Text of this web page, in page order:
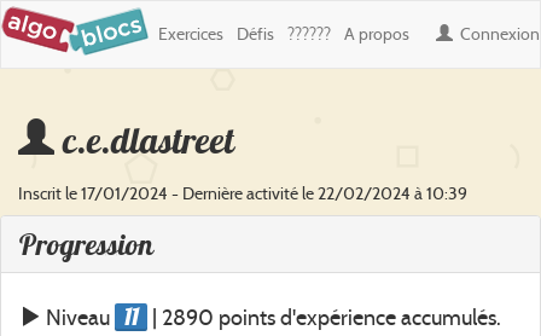
Connexion
Exercices Défis ?????? A propos
c.e.dlastreet
Inscrit le 17/01/2024 - Dernière activité le 22/02/2024 à 10:39
Progression
Niveau 11 | 2890 points d'expérience accumulés.